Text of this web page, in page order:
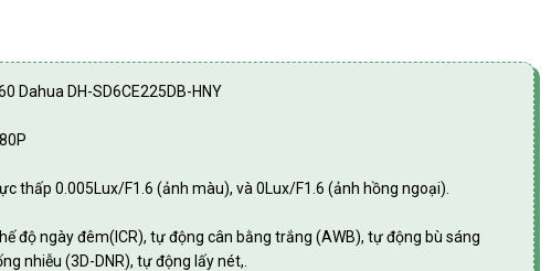
Dahua DH-SD6CE225DB-HNY
thấp 0.005Lux/F1.6 (ảnh màu), và 0Lux/F1.6 (ảnh hồng ngoại).
độ ngày đêm(ICR), tự động cân bằng trắng (AWB), tự động bù sáng
nhiễu (3D-DNR), tự động lấy nét,.